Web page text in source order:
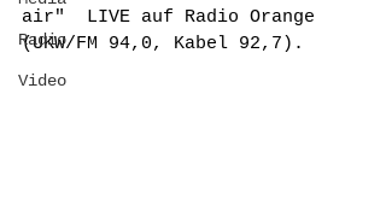
Radio
Video
air" LIVE auf Radio Orange
(UKW/FM 94,0, Kabel 92,7).